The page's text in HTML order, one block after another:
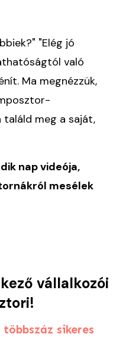
"Elég jó
való
Ma megnézzük,
találd meg a saját,
nap videója,
mesélek
vállalkozói
sikeres